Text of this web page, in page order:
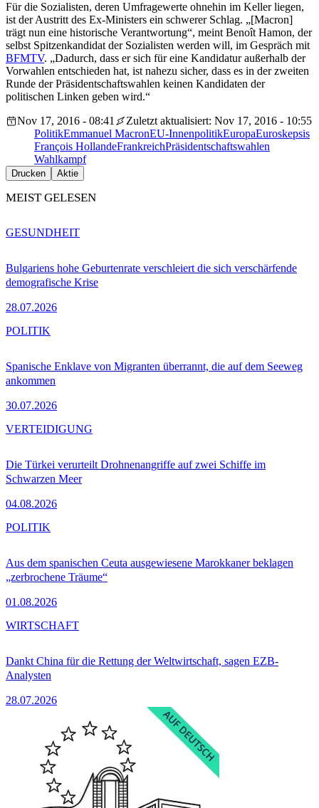
Für die Sozialisten, deren Umfragewerte ohnehin im Keller liegen,
ist der Austritt des Ex-Ministers ein schwerer Schlag. „[Macron]
trägt nun eine historische Verantwortung“, meint Benoît Hamon, der
selbst Spitzenkandidat der Sozialisten werden will, im Gespräch mit
BFMTV. „Dadurch, dass er sich für eine Kandidatur außerhalb der
Vorwahlen entschieden hat, ist nahezu sicher, dass es in der zweiten
Runde der Präsidentschaftswahlen keinen Kandidaten der
politischen Linken geben wird.“
Nov 17, 2016 - 08:41
Zuletzt aktualisiert: Nov 17, 2016 - 10:55
PolitikEmmanuel MacronEU-InnenpolitikEuropaEuroskepsis
François HollandeFrankreichPräsidentschaftswahlen
Wahlkampf
Drucken Aktie
MEIST GELESEN
Bulgariens hohe Geburtenrate verschleiert die sich verschärfende
demografische Krise
28.07.2026
GESUNDHEIT
Spanische Enklave von Migranten überrannt, die auf dem Seeweg
ankommen
30.07.2026
POLITIK
Die Türkei verurteilt Drohnenangriffe auf zwei Schiffe im
Schwarzen Meer
04.08.2026
VERTEIDIGUNG
Aus dem spanischen Ceuta ausgewiesene Marokkaner beklagen
„zerbrochene Träume“
01.08.2026
POLITIK
Dankt China für die Rettung der Weltwirtschaft, sagen EZB-
Analysten
28.07.2026
WIRTSCHAFT